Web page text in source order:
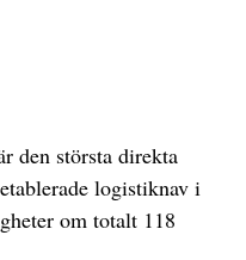
den största direkta
logistiknav i
om totalt 118